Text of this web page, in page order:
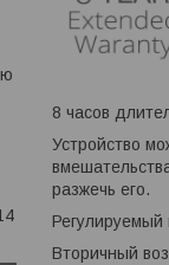
8 часов
Устройство
разжечь его.
Регулируемый
Вторичный